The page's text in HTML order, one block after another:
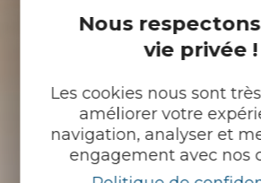
Nous
vie privée !
Les cookies nous sont
améliorer votre
navigation, analyser et
engagement avec nos